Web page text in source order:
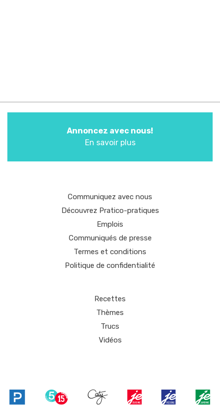
Annoncez avec nous!
En savoir plus
Communiquez avec nous
Découvrez Pratico-pratiques
Emplois
Communiqués de presse
Termes et conditions
Politique de confidentialité
Recettes
Thèmes
Trucs
Vidéos